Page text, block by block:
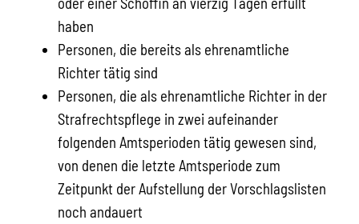
haben
Personen, die bereits als ehrenamtliche
Richter tätig sind
Personen, die als ehrenamtliche Richter in der
Strafrechtspflege in zwei aufeinander
folgenden Amtsperioden tätig gewesen sind,
von denen die letzte Amtsperiode zum
Zeitpunkt der Aufstellung der Vorschlagslisten
noch andauert